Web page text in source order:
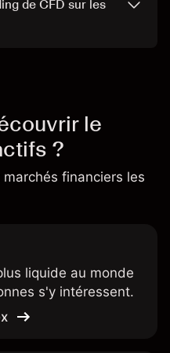
de CFD sur les
le
?
financiers les
liquide au monde
s'y intéressent.